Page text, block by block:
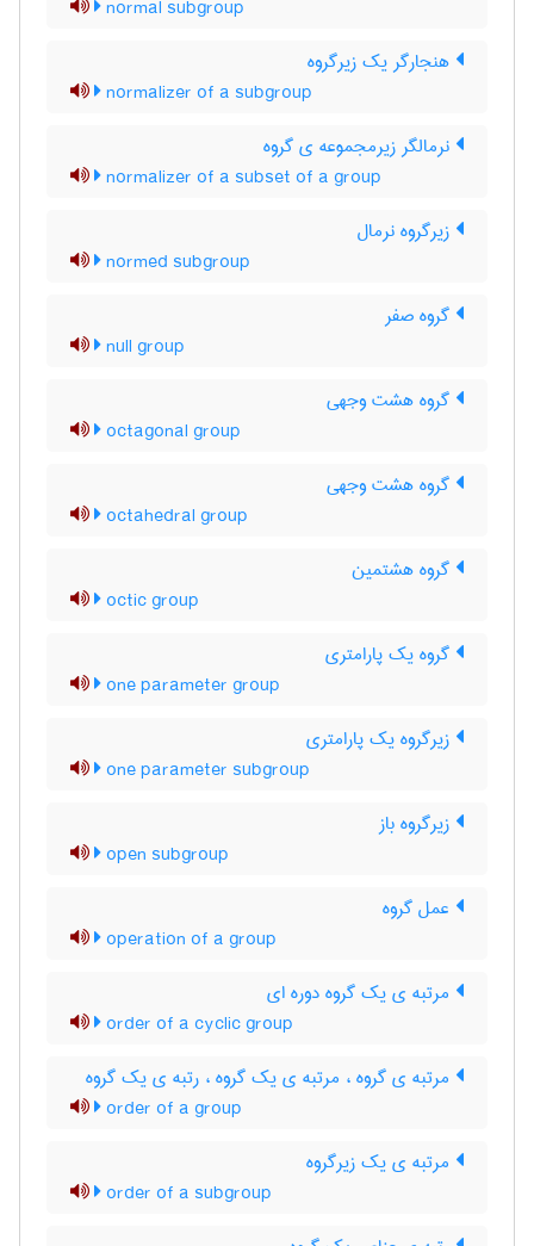
normal subgroup
هنجارگر یک زیرگروه
normalizer of a subgroup
نرمالگر زیرمجموعه ی گروه
normalizer of a subset of a group
زیرگروه نرمال
normed subgroup
گروه صفر
null group
گروه هشت وجهی
octagonal group
گروه هشت وجهی
octahedral group
گروه هشتمین
octic group
گروه یک پارامتری
one parameter group
زیرگروه یک پارامتری
one parameter subgroup
زیرگروه باز
open subgroup
عمل گروه
operation of a group
مرتبه ی یک گروه دوره ای
order of a cyclic group
مرتبه ی گروه ، مرتبه ی یک گروه ، رتبه ی یک گروه
order of a group
مرتبه ی یک زیرگروه
order of a subgroup